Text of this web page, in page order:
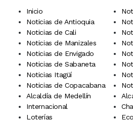
Inicio
Noticias de Antioquia
Noticias de Cali
Noticias de Manizales
Noticias de Envigado
Noticias de Sabaneta
Noticias Itagüí
Noticias de Copacabana
Alcaldía de Medellín
Internacional
Loterías